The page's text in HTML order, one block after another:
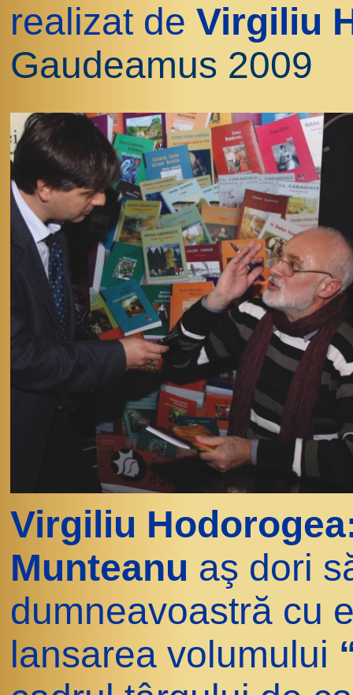
realizat de Virgiliu
Gaudeamus 2009
Virgiliu
Munteanu aş dori
dumneavoastră cu
lansarea volumului